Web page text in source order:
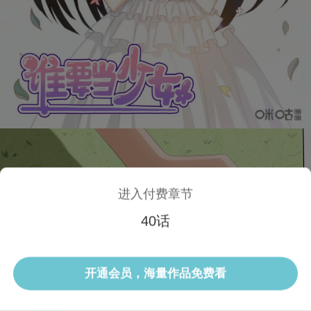
选集 当前话
进入付费章节
40话
开通会员，海量作品免费看